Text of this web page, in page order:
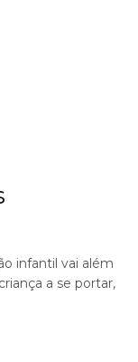
infantil vai além
a se portar,